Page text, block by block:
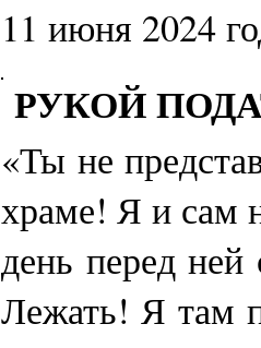
11 июня 2024
РУКОЙ
«Ты не
храме! Я и сам
день перед
Лежать! Я там